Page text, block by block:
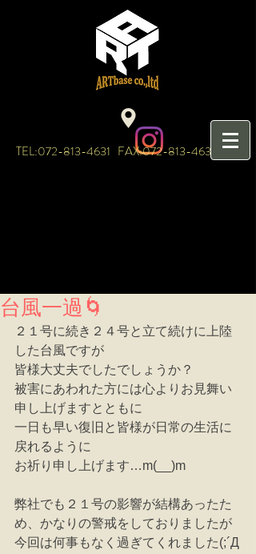
TEL:072-813-4631 FAX:072-813-4632
台風一過🌀
２１号に続き２４号と立て続けに上陸
した台風ですが
皆様大丈夫でしたでしょうか？
被害にあわれた方には心よりお見舞い
申し上げますとともに
一日も早い復旧と皆様が日常の生活に
戻れるように
お祈り申し上げます…m(__)m
弊社でも２１号の影響が結構あったた
め、かなりの警戒をしておりましたが
今回は何事もなく過ぎてくれました(;´Д